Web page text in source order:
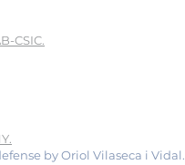
CSIC.
by Oriol Vilaseca i Vidal.